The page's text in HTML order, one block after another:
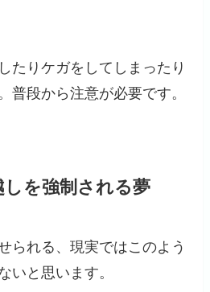
たりケガをしてしまったり
普段から注意が必要です。
しを強制される夢
られる、現実ではこのよう
いと思います。